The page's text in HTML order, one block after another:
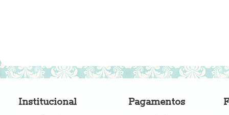
Institucional Pagamentos